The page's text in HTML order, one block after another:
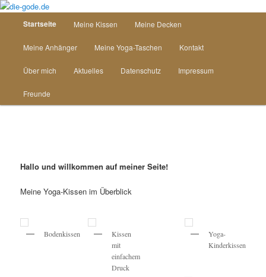
Zum
die-gode.de
HauptmenüStartseite Meine Kissen Meine Decken
Meine Anhänger Meine Yoga-Taschen Kontakt
Über mich Aktuelles Datenschutz Impressum
Freunde
Hallo und willkommen auf meiner Seite!
Meine Yoga-Kissen im Überblick
Bodenkissen
Yoga-
Kinderkissen
Kissen
mit
einfachem
Druck